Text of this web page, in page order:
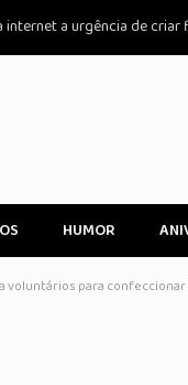
internet a urgência de
HUMOR
voluntários para